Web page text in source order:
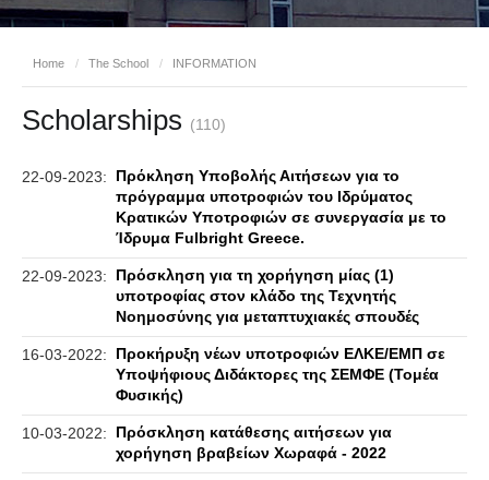
Home / The School / INFORMATION
Scholarships (110)
22-09-2023:
Πρόκληση Υποβολής Αιτήσεων για το
πρόγραμμα υποτροφιών του Ιδρύματος
Κρατικών Υποτροφιών σε συνεργασία με το
Ίδρυμα Fulbright Greece.
22-09-2023:
Πρόσκληση για τη χορήγηση μίας (1)
υποτροφίας στον κλάδο της Τεχνητής
Νοημοσύνης για μεταπτυχιακές σπουδές
16-03-2022:
Προκήρυξη νέων υποτροφιών ΕΛΚΕ/ΕΜΠ σε
Υποψήφιους Διδάκτορες της ΣΕΜΦΕ (Τομέα
Φυσικής)
10-03-2022:
Πρόσκληση κατάθεσης αιτήσεων για
χορήγηση βραβείων Χωραφά - 2022